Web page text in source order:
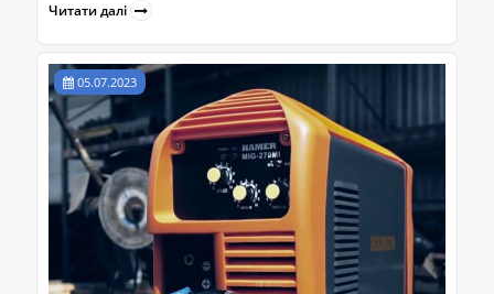
Читати далі
05.07.2023